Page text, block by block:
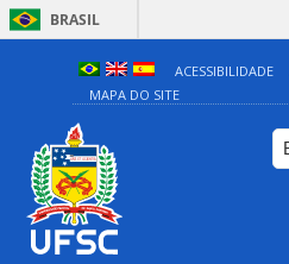
BRASIL
ACESSIBILIDADE
MAPA DO SITE